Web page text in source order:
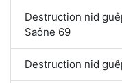
Destruction nid
Saône 69
Destruction nid